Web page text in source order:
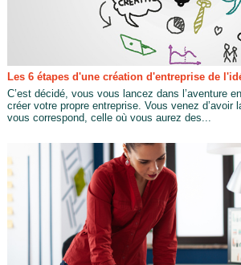
Les 6 étapes d'une création d'entreprise de
C’est décidé, vous vous lancez dans l’aventure
créer votre propre entreprise. Vous venez d’avoir
vous correspond, celle où vous aurez des...